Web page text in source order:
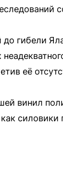
до гибели
её
винил